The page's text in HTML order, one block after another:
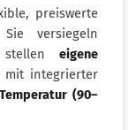
preiswerte
versiegeln
stellen eigene
integrierter
(90–